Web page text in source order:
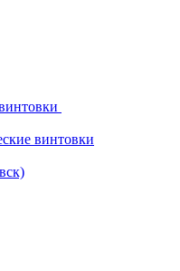
винтовки